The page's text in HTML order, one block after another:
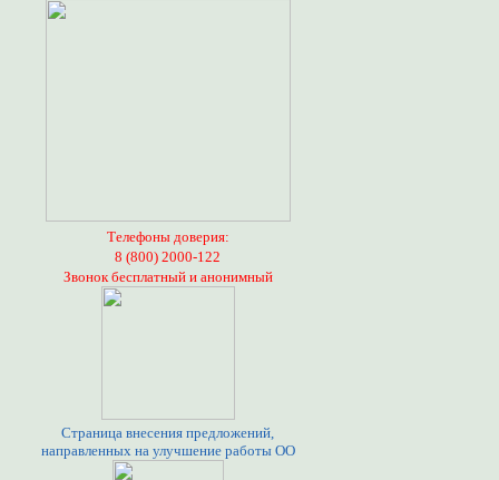
Телефоны доверия:
8 (800) 2000-122
Звонок бесплатный и анонимный
Страница внесения предложений,
направленных на улучшение работы ОО